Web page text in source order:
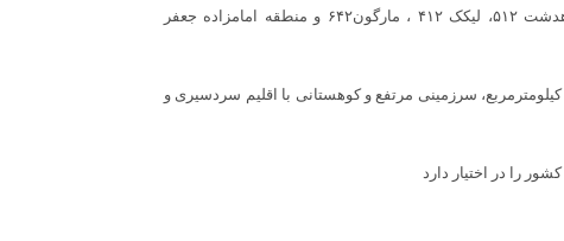
یاسوج ۷۹۵.۴، سی سخت ۶۹۴.۴، دوگنبدان ۴۴۲، دهدشت ۵۱۲، لیکک ۴۱۲ ، مارگون۶۴۲ و منطقه امامزاده جعفر
کهگیلویه و بویراحمد با مساحتی حدود ۱۶ هزار و ۲۴۹ کیلومترمربع، سرزمینی مرتفع و کوهستانی با اقلیم سردسیری و